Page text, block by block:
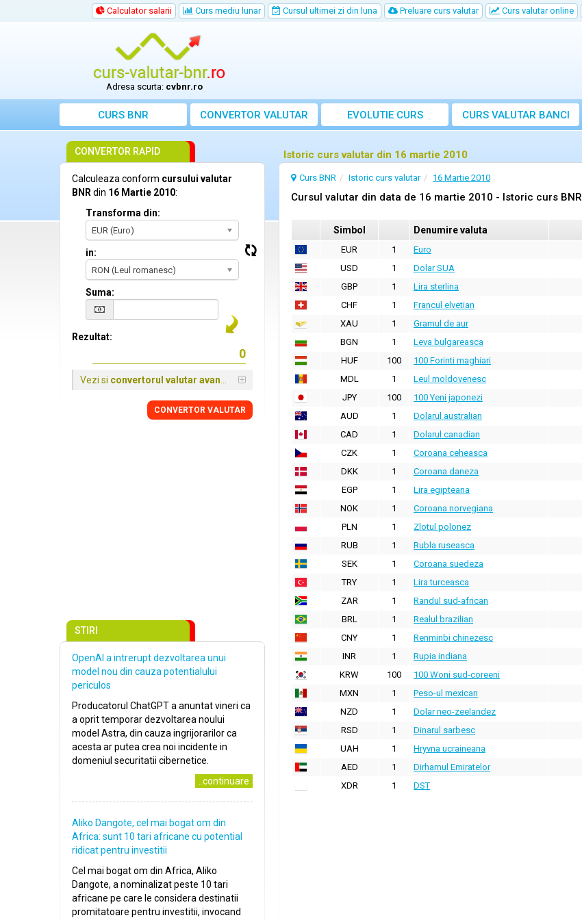
Calculator salarii Curs mediu lunar Cursul ultimei zi din luna Preluare curs valutar Curs valutar online
Adresa scurta: cvbnr.ro
CURS BNR CONVERTOR VALUTAR EVOLUTIE CURS CURS VALUTAR BANCI
Istoric curs valutar din 16 martie 2010
Curs BNR Istoric curs valutar 16 Martie 2010
Cursul valutar din data de 16 martie 2010 - Istoric curs BNR
Simbol Denumire valuta
EUR 1 Euro
USD
1 Dolar SUA
GBP
1 Lira sterlina
CHF
1 Francul elvetian
XAU
1 Gramul de aur
BGN
1 Leva bulgareasca
HUF
100 100 Forinti maghiari
MDL
1 Leul moldovenesc
JPY
100 100 Yeni japonezi
AUD
1 Dolarul australian
CAD
1 Dolarul canadian
CZK
1 Coroana ceheasca
DKK
1 Coroana daneza
EGP
1 Lira egipteana
NOK
1 Coroana norvegiana
PLN
1 Zlotul polonez
RUB
1 Rubla ruseasca
SEK
1 Coroana suedeza
TRY
1 Lira turceasca
ZAR
1 Randul sud-african
BRL
1 Realul brazilian
CNY
1 Renminbi chinezesc
INR
1 Rupia indiana
KRW
100 100 Woni sud-coreeni
MXN
1 Peso-ul mexican
NZD
1 Dolar neo-zeelandez
RSD
1 Dinarul sarbesc
UAH
1 Hryvna ucraineana
AED
1 Dirhamul Emiratelor
XDR
1 DST
CONVERTOR RAPID
Calculeaza conform cursului valutar
BNR din 16 Martie 2010:
Transforma din:
EUR (Euro)
in:
RON (Leul romanesc)
Suma:
Rezultat:
Vezi si convertorul valutar avansat
CONVERTOR VALUTAR
STIRI
OpenAI a intrerupt dezvoltarea unui
model nou din cauza potentialului
periculos
Producatorul ChatGPT a anuntat vineri ca
a oprit temporar dezvoltarea noului
model Astra, din cauza ingrijorarilor ca
acesta ar putea crea noi incidente in
domeniul securitatii cibernetice.
..continuare
Aliko Dangote, cel mai bogat om din
Africa: sunt 10 tari africane cu potential
ridicat pentru investitii
Cel mai bogat om din Africa, Aliko
Dangote, a nominalizat peste 10 tari
africane pe care le considera destinatii
promitatoare pentru investitii, invocand